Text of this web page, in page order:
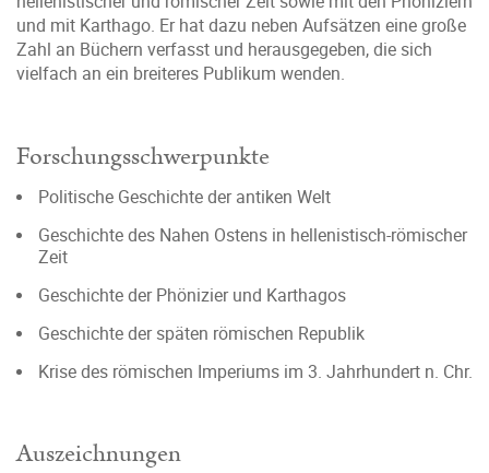
und mit Karthago. Er hat dazu neben Aufsätzen eine große
Zahl an Büchern verfasst und herausgegeben, die sich
vielfach an ein breiteres Publikum wenden.
Forschungsschwerpunkte
Politische Geschichte der antiken Welt
Geschichte des Nahen Ostens in hellenistisch-römischer
Zeit
Geschichte der Phönizier und Karthagos
Geschichte der späten römischen Republik
Krise des römischen Imperiums im 3. Jahrhundert n. Chr.
Auszeichnungen